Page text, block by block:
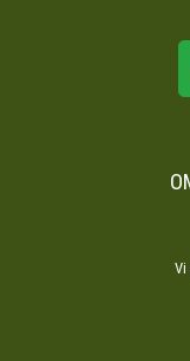
Vi